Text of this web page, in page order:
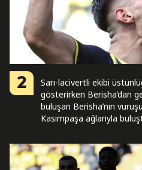
2
Sarı-lacivertli ekibi
gösterirken Berisha’dan
buluşan Berisha’nın
Kasımpaşa ağlarıyla